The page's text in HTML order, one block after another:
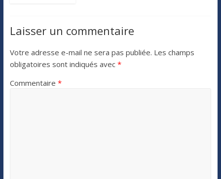
Laisser un commentaire
Votre adresse e-mail ne sera pas publiée. Les champs
obligatoires sont indiqués avec *
Commentaire *